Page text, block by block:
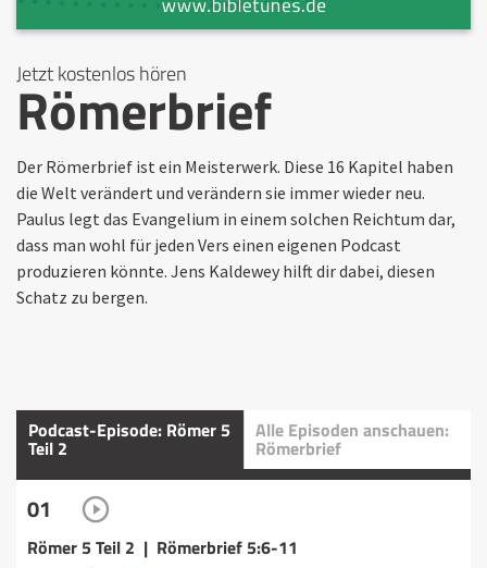
Jetzt kostenlos hören
Römerbrief
Der Römerbrief ist ein Meisterwerk. Diese 16 Kapitel haben
die Welt verändert und verändern sie immer wieder neu.
Paulus legt das Evangelium in einem solchen Reichtum dar,
dass man wohl für jeden Vers einen eigenen Podcast
produzieren könnte. Jens Kaldewey hilft dir dabei, diesen
Schatz zu bergen.
Podcast-Episode: Römer 5
Teil 2
Alle Episoden anschauen:
Römerbrief
01
Römer 5 Teil 2 | Römerbrief 5:6-11